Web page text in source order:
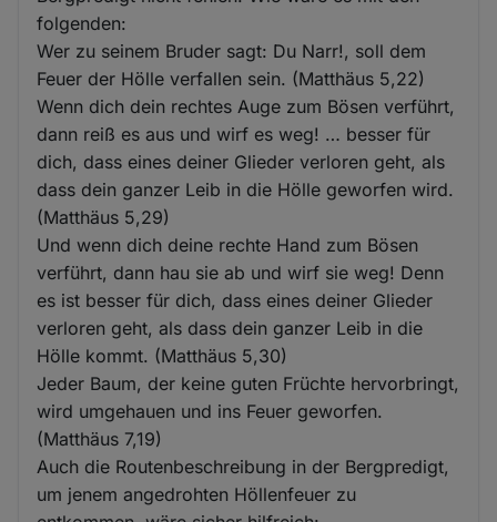
folgenden:
Wer zu seinem Bruder sagt: Du Narr!, soll dem
Feuer der Hölle verfallen sein. (Matthäus 5,22)
Wenn dich dein rechtes Auge zum Bösen verführt,
dann reiß es aus und wirf es weg! … besser für
dich, dass eines deiner Glieder verloren geht, als
dass dein ganzer Leib in die Hölle geworfen wird.
(Matthäus 5,29)
Und wenn dich deine rechte Hand zum Bösen
verführt, dann hau sie ab und wirf sie weg! Denn
es ist besser für dich, dass eines deiner Glieder
verloren geht, als dass dein ganzer Leib in die
Hölle kommt. (Matthäus 5,30)
Jeder Baum, der keine guten Früchte hervorbringt,
wird umgehauen und ins Feuer geworfen.
(Matthäus 7,19)
Auch die Routenbeschreibung in der Bergpredigt,
um jenem angedrohten Höllenfeuer zu